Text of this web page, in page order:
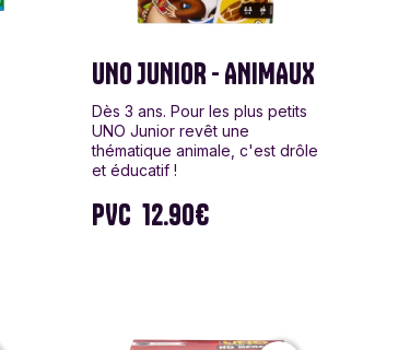
UNO JUNIOR - ANIMAUX
Dès 3 ans. Pour les plus petits
UNO Junior revêt une
thématique animale, c'est drôle
et éducatif !
PVC 12.90€